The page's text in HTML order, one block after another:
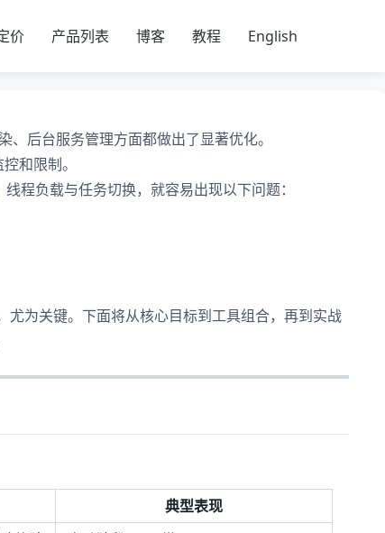
价 产品列表 博客 教程 English
后台服务管理方面都做出了显著优化。
和限制。
程负载与任务切换，就容易出现以下问题：
尤为关键。下面将从核心目标到工具组合，再到实战
典型表现